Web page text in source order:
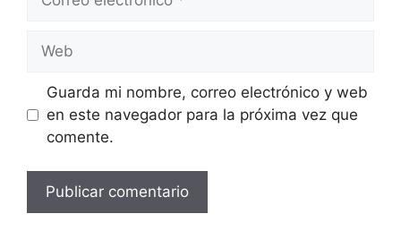
electrónico
Guarda mi nombre, correo electrónico y web
en este navegador para la próxima vez que
comente.